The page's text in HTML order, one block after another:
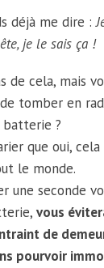
déjà me dire :
je le sais ça !
de cela, mais
tomber en
batterie ?
que oui, cela
le monde.
une seconde
vous
de
pourvoir